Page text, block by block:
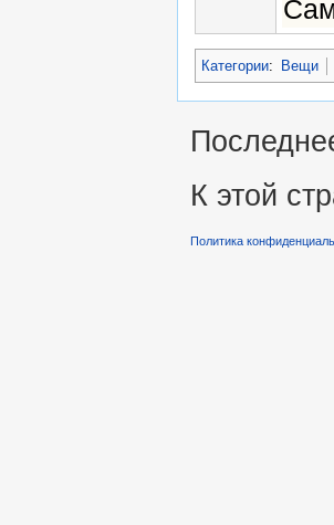
Категории: Вещи
К этой
Политика